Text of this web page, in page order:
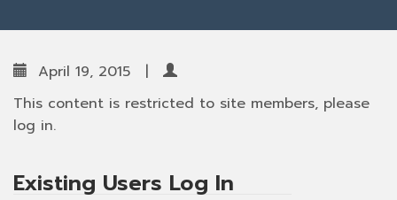
April 19, 2015
|
This content is restricted to site members, please
log in.
Existing Users Log In